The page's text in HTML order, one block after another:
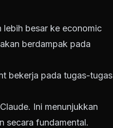
lebih besar ke economic
berdampak pada
bekerja pada tugas-tugas
Ini menunjukkan
secara fundamental.